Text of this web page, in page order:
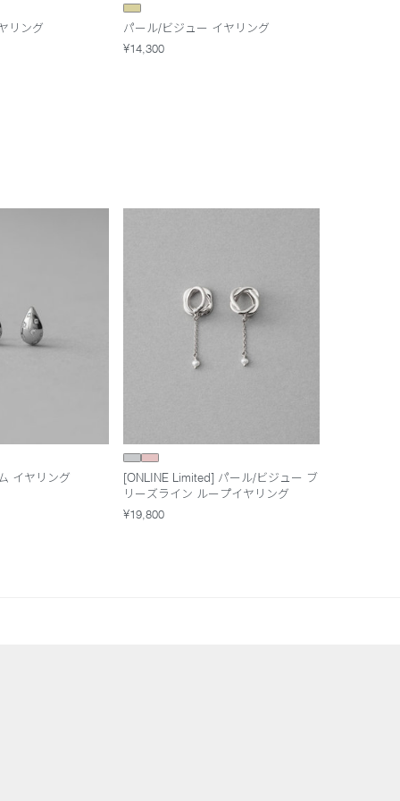
リング
パール/ビジュー イヤリング
¥14,300
イヤリング
[ONLINE Limited] パール/ビジュー ブ
リーズライン ループイヤリング
¥19,800